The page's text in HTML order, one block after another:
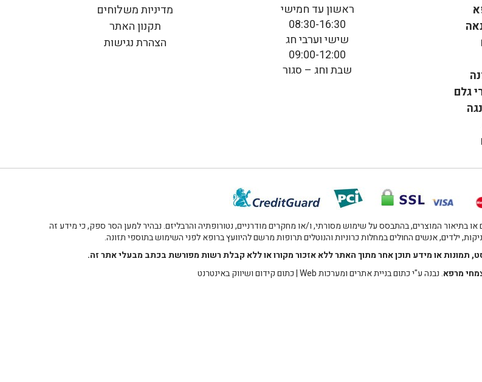
גלם
ראשון עד חמישי
08:30-16:30
שישי וערבי חג
09:00-12:00
שבת וחג – סגור
מדיניות משלוחים
תקנון האתר
הצהרת נגישות
המוצרים, בהתבסס על שימוש מסורתי, ו/או מחקרים מודרניים, נטורופתיה והרבליזם. נבהיר למען הסר ספק, כי מידע זה
ילדים, אנשים החולים במחלות כרוניות והנוטלים תרופות מרשם להיוועץ ברופא לפני השימוש בתוספי תזונה.
תמונות או מידע תוכן אחר מתוך האתר ללא אזכור מקורו או ללא קבלת רשות מפורשת בכתב מבעלי אתר זה.
מרפא. נבנה ע"יכתום בניית אתרים ומערכות Web |כתום קידום ושיווק באינטרנט